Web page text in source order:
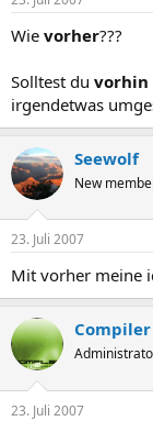
Wie vorher???
Solltest du vorhin
irgendetwas
Seewolf
New
23. Juli 2007
Mit vorher meine
Compiler
23. Juli 2007